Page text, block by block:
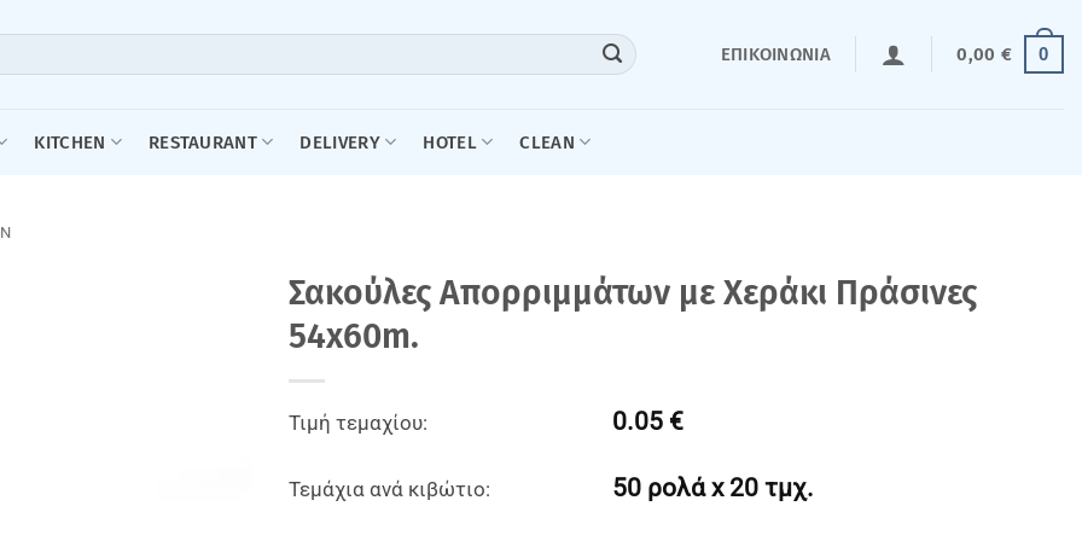
ΕΠΙΚΟΙΝΩΝΊΑ 0,00 € 0
KITCHEN RESTAURANT DELIVERY HOTEL CLEAN
Σακούλες Απορριμμάτων με Χεράκι Πράσινες
54x60m.
Τιμή τεμαχίου: 0.05 €
Τεμάχια ανά κιβώτιο: 50 ρολά x 20 τμχ.